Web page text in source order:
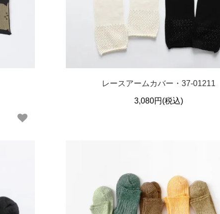
レースアームカバー・37-01211
3,080円(税込)